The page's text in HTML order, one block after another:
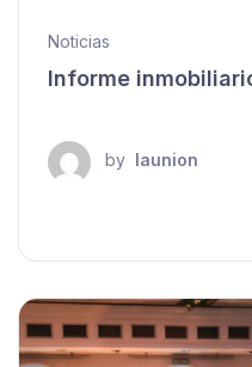
Noticias
Informe
by launion